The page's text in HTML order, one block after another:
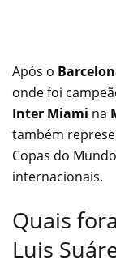
Após o
onde foi
Inter Miami na
também
Copas do
internacionais.
Quais
Luis